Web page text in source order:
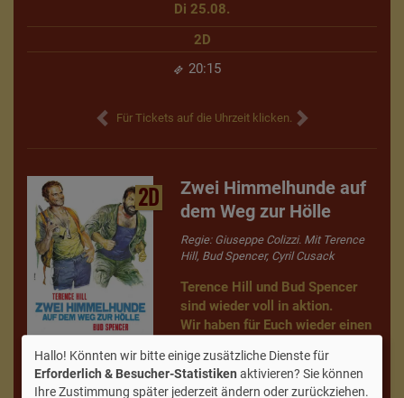
Di 25.08.
20:15
2D
Für Tickets auf die Uhrzeit klicken.
2D
Neu!
Zwei Himmelhunde auf
dem Weg zur Hölle
Regie: Giuseppe Colizzi. Mit Terence
Hill, Bud Spencer, Cyril Cusack
Terence Hill und Bud Spencer
sind wieder voll in aktion.
Wir haben für Euch wieder einen
zusammengestellt.
"Zwei Himmelhunde auf dem
Hallo! Könnten wir bitte einige zusätzliche Dienste für
Erforderlich & Besucher-Statistiken aktivieren? Sie können
Ihre Zustimmung später jederzeit ändern oder zurückziehen.